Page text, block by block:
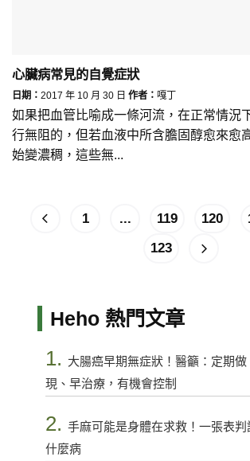
心臟病常見的自覺症狀
日期： 2017 年 10 月 30 日 作者： 嘎丁
如果把血管比喻成一條河流，在正常情況
行無阻的，但若血液中所含膽固醇愈來愈
始變濃稠，這些無...
1 ... 119 120
123
Heho 熱門文章
1. 大腸癌早期無症狀！醫籲：定期
現、早治療，有機會控制
2. 手麻可能是身體在求救！一張表
什麼病